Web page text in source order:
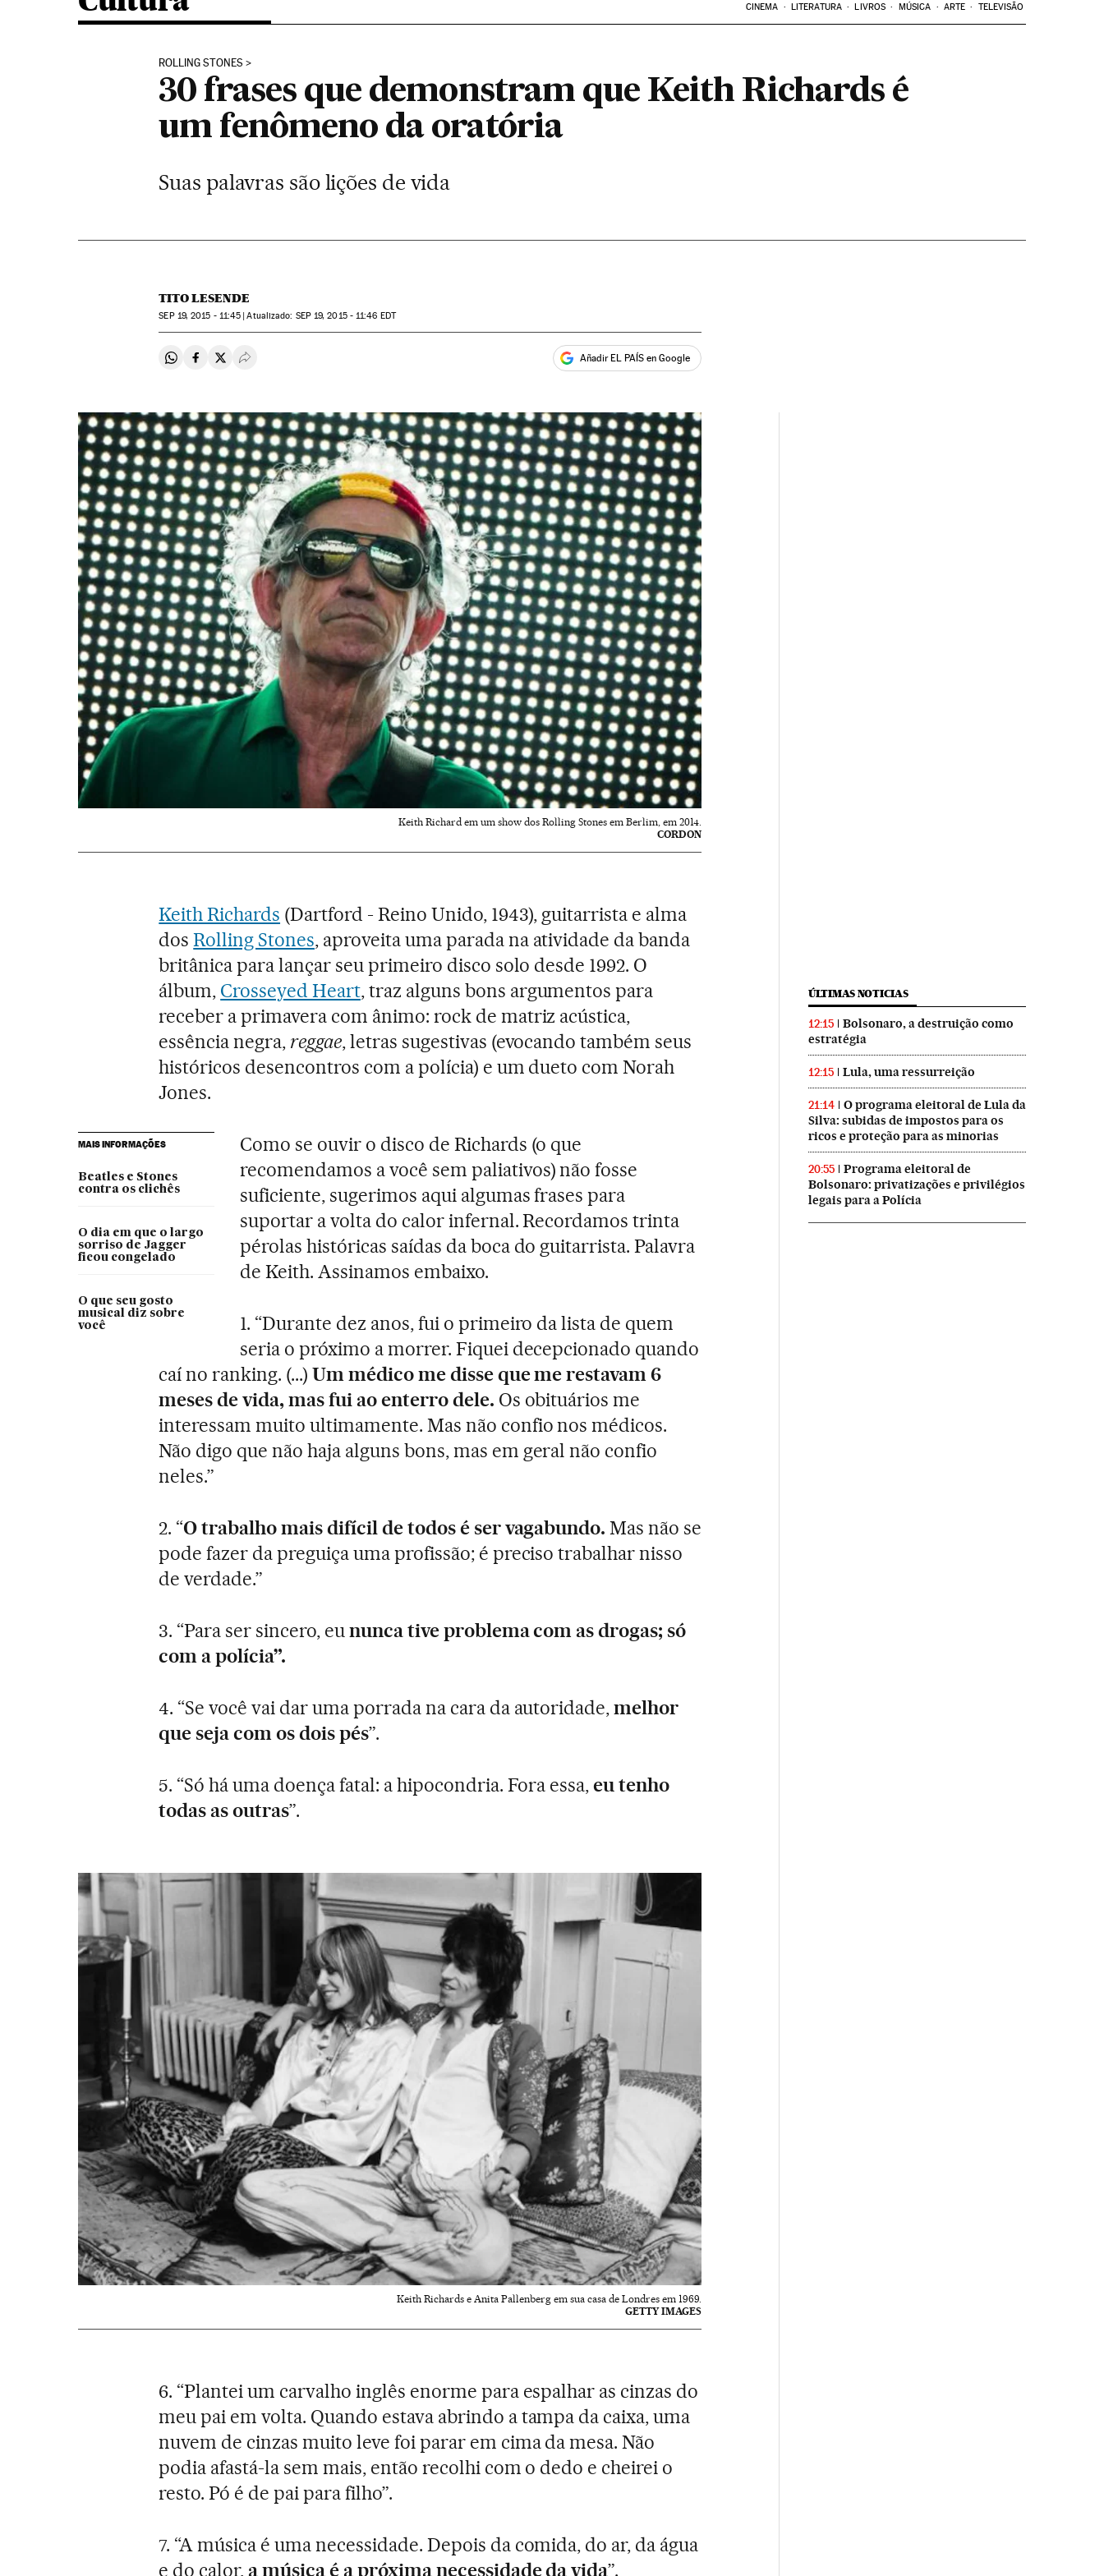
CINEMA LITERATURA LIVROS MÚSICA ARTE TELEVISÃO
ROLLING STONES
30 frases que demonstram que Keith Richards é
um fenômeno da oratória
Suas palavras são lições de vida
TITO LESENDE
SEP19, 2015 - 11:45 atualizado: SEP19, 2015 - 11:46 EDT
Compartir en Whatsapp
Compartir en Facebook
Compartir en Twitter
Desplegar Redes Sociales Añadir EL PAÍS en Google
Keith Richard em um show dos Rolling Stones em Berlim, em 2014.
CORDON
Keith Richards (Dartford - Reino Unido, 1943), guitarrista e alma
dosRolling Stones, aproveita uma parada na atividade da banda
britânica para lançar seu primeiro disco solo desde 1992. O
álbum, Crosseyed Heart, traz alguns bons argumentos para
receber a primavera com ânimo: rock de matriz acústica,
essência negra, reggae, letras sugestivas (evocando também seus
históricos desencontros com a polícia) e um dueto com Norah
Jones.
MAIS INFORMAÇÕES
Beatles e Stones
contra os clichês
O dia em que o largo
sorriso de Jagger
ficou congelado
O que seu gosto
musical diz sobre
você
Como se ouvir o disco de Richards (o que
recomendamos a você sem paliativos) não fosse
suficiente, sugerimos aqui algumas frases para
suportar a volta do calor infernal. Recordamos trinta
pérolas históricas saídas da boca do guitarrista. Palavra
de Keith. Assinamos embaixo.
1. “Durante dez anos, fui o primeiro da lista de quem
seria o próximo a morrer. Fiquei decepcionado quando
caí no ranking. (...) Um médico me disse que me restavam 6
meses de vida, mas fui ao enterro dele. Os obituários me
interessam muito ultimamente. Mas não confio nos médicos.
Não digo que não haja alguns bons, mas em geral não confio
neles.”
2. “O trabalho mais difícil de todos é ser vagabundo.Mas não se
pode fazer da preguiça uma profissão; é preciso trabalhar nisso
de verdade.”
3. “Para ser sincero, eu nunca tive problema com as drogas; só
com a polícia”.
4. “Se você vai dar uma porrada na cara da autoridade,melhor
que seja com os dois pés”.
5. “Só há uma doença fatal: a hipocondria. Fora essa,eu tenho
todas as outras”.
Keith Richards e Anita Pallenberg em sua casa de Londres em 1969.
GETTY IMAGES
6. “Plantei um carvalho inglês enorme para espalhar as cinzas do
meu pai em volta. Quando estava abrindo a tampa da caixa, uma
nuvem de cinzas muito leve foi parar em cima da mesa. Não
podia afastá-la sem mais, então recolhi com o dedo e cheirei o
resto. Pó é de pai para filho”.
7. “A música é uma necessidade. Depois da comida, do ar, da água
e do calor, a música é a próxima necessidade da vida”.
ÚLTIMAS NOTICIAS
12:15
Bolsonaro, a destruição como
estratégia
12:15 Lula, uma ressurreição
21:14
O programa eleitoral de Lula da
Silva: subidas de impostos para os
ricos e proteção para as minorias
20:55
Programa eleitoral de
Bolsonaro: privatizações e privilégios
legais para a Polícia